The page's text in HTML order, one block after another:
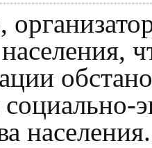
населения.